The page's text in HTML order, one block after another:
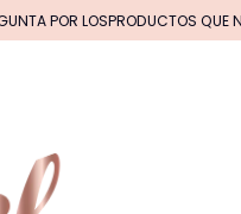
POR LOSPRODUCTOS QUE